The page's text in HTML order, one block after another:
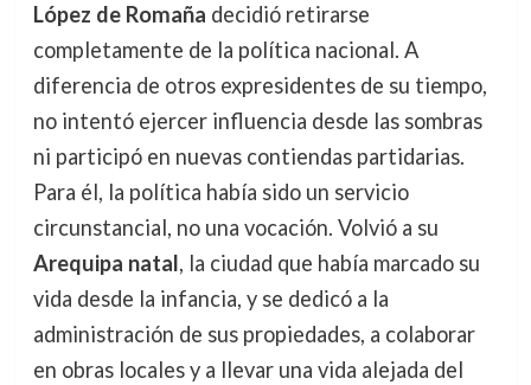
López de Romaña decidió retirarse
completamente de la política nacional. A
diferencia de otros expresidentes de su tiempo,
no intentó ejercer influencia desde las sombras
ni participó en nuevas contiendas partidarias.
Para él, la política había sido un servicio
circunstancial, no una vocación. Volvió a su
Arequipa natal, la ciudad que había marcado su
vida desde la infancia, y se dedicó a la
administración de sus propiedades, a colaborar
en obras locales y a llevar una vida alejada del